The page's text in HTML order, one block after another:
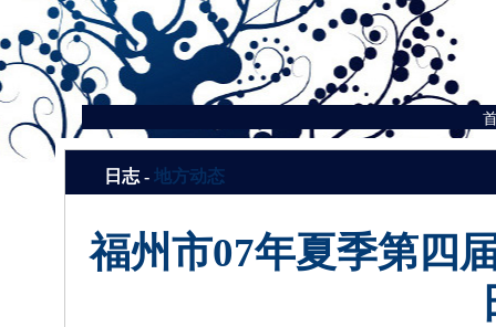
日志 - 地方动态
福州市07年夏季第四